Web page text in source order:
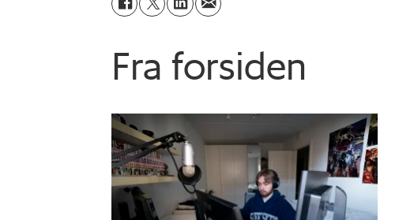
Fra forsiden